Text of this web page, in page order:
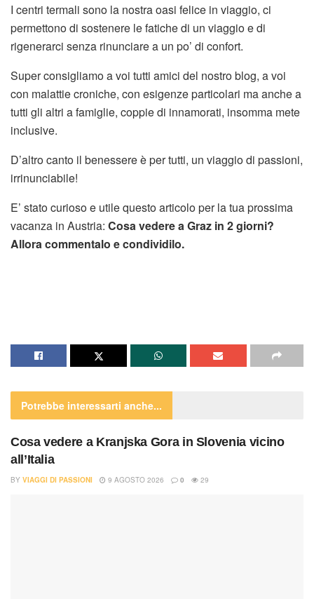
I centri termali sono la nostra oasi felice in viaggio, ci
permettono di sostenere le fatiche di un viaggio e di
rigenerarci senza rinunciare a un po’ di confort.
Super consigliamo a voi tutti amici del nostro blog, a voi
con malattie croniche, con esigenze particolari ma anche a
tutti gli altri a famiglie, coppie di innamorati, insomma mete
inclusive.
D’altro canto il benessere è per tutti, un viaggio di passioni,
irrinunciabile!
E’ stato curioso e utile questo articolo per la tua prossima
vacanza in Austria: Cosa vedere a Graz in 2 giorni?
Allora commentalo e condividilo.
Potrebbe interessarti anche...
Cosa vedere a Kranjska Gora in Slovenia vicino
all’Italia
BY VIAGGI DI PASSIONI 9 AGOSTO 2026 0 29